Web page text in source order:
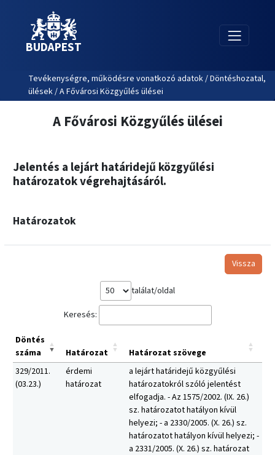
BUDAPEST
Tevékenységre, működésre vonatkozó adatok / Döntéshozatal,
ülések / A Fővárosi Közgyűlés ülései
A Fővárosi Közgyűlés ülései
Jelentés a lejárt határidejű közgyűlési
határozatok végrehajtásáról.
Határozatok
Vissza
találat/oldal
Keresés:
Döntés
száma
Határozat
Határozat szövege
329/2011.
(03.23.)
érdemi
határozat
a lejárt határidejű közgyűlési
határozatokról szóló jelentést
elfogadja. - Az 1575/2002. (IX. 26.)
sz. határozatot hatályon kívül
helyezi; - a 2330/2005. (X. 26.) sz.
határozatot hatályon kívül helyezi; -
a 2331/2005. (X. 26.) sz. határozat